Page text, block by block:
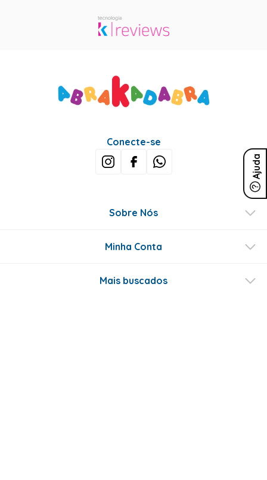
Ajuda
Conecte-se
Sobre Nós
Minha Conta
Mais buscados